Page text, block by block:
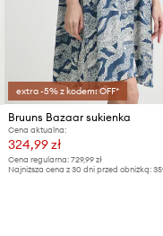
extra -5% z kodem: OFF*
Bruuns Bazaar sukienka
Cena aktualna:
324,99 zł
Cena regularna:729,99 zł
Najniższa cena z 30 dni przed obniżką: